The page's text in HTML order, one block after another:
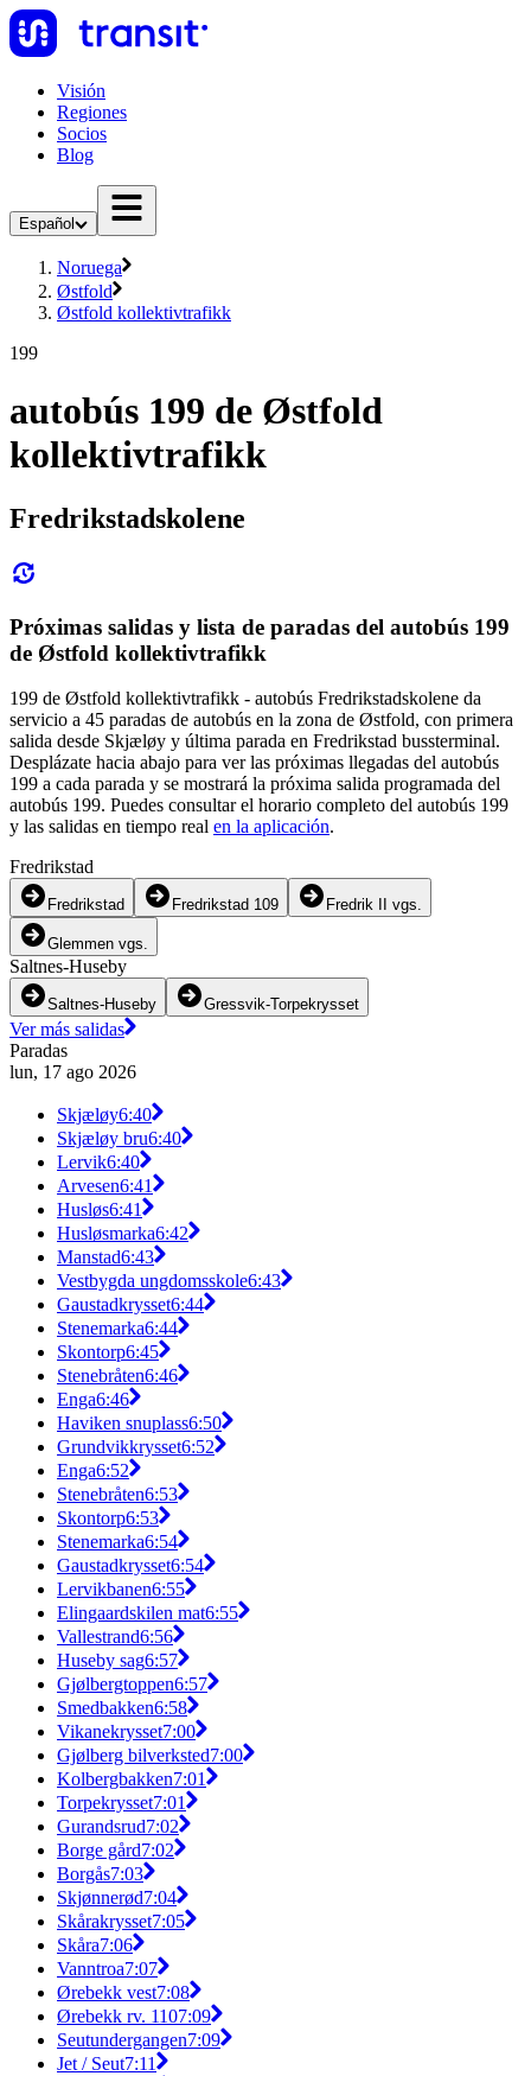
Visión
Regiones
Socios
Blog
Español
Noruega
Østfold
Østfold kollektivtrafikk
199
autobús 199 de Østfold
kollektivtrafikk
Fredrikstadskolene
Próximas salidas y lista de paradas del autobús 199
de Østfold kollektivtrafikk
199 de Østfold kollektivtrafikk - autobús Fredrikstadskolene da
servicio a 45 paradas de autobús en la zona de Østfold, con primera
salida desde Skjæløy y última parada en Fredrikstad bussterminal.
Desplázate hacia abajo para ver las próximas llegadas del autobús
199 a cada parada y se mostrará la próxima salida programada del
autobús 199. Puedes consultar el horario completo del autobús 199
y las salidas en tiempo real en la aplicación.
Fredrikstad
Fredrikstad Fredrikstad 109 Fredrik II vgs.
Glemmen vgs.
Saltnes-Huseby
Saltnes-Huseby Gressvik-Torpekrysset
Ver más salidas
Paradas
lun, 17 ago 2026
Skjæløy6:40
Skjæløy bru6:40
Lervik6:40
Arvesen6:41
Husløs6:41
Husløsmarka6:42
Manstad6:43
Vestbygda ungdomsskole6:43
Gaustadkrysset6:44
Stenemarka6:44
Skontorp6:45
Stenebråten6:46
Enga6:46
Haviken snuplass6:50
Grundvikkrysset6:52
Enga6:52
Stenebråten6:53
Skontorp6:53
Stenemarka6:54
Gaustadkrysset6:54
Lervikbanen6:55
Elingaardskilen mat6:55
Vallestrand6:56
Huseby sag6:57
Gjølbergtoppen6:57
Smedbakken6:58
Vikanekrysset7:00
Gjølberg bilverksted7:00
Kolbergbakken7:01
Torpekrysset7:01
Gurandsrud7:02
Borge gård7:02
Borgås7:03
Skjønnerød7:04
Skårakrysset7:05
Skåra7:06
Vanntroa7:07
Ørebekk vest7:08
Ørebekk rv. 1107:09
Seutundergangen7:09
Jet / Seut7:11